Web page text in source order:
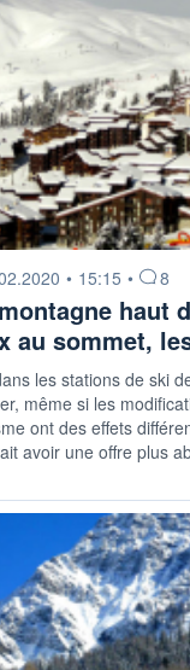
• 15:15 • 8
haut
au sommet,
les stations de ski
même si les
ont des effets
avoir une offre plus